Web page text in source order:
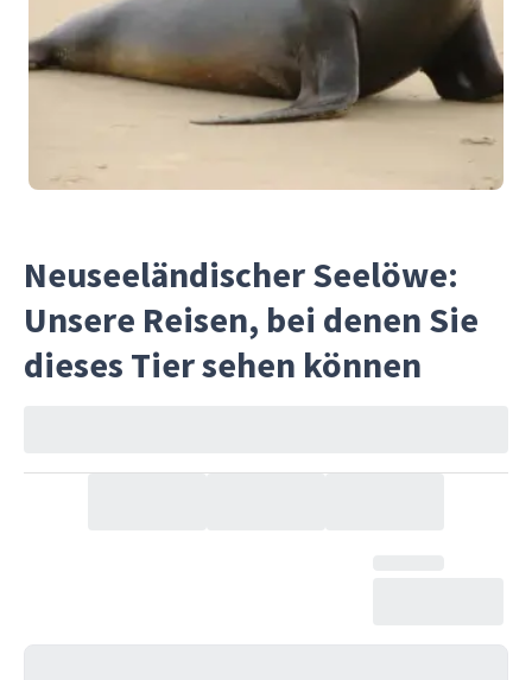
Neuseeländischer Seelöwe:
Unsere Reisen, bei denen Sie
dieses Tier sehen können